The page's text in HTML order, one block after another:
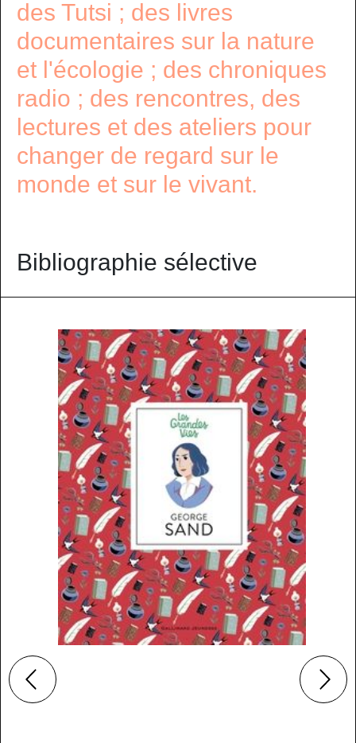
des Tutsi ; des livres
documentaires sur la nature
et l'écologie ; des chroniques
radio ; des rencontres, des
lectures et des ateliers pour
changer de regard sur le
monde et sur le vivant.
Bibliographie sélective